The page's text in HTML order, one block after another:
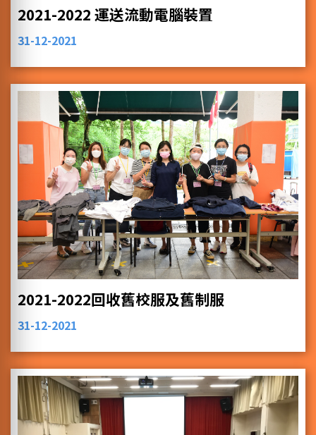
2021-2022 運送流動電腦裝置
31-12-2021
2021-2022回收舊校服及舊制服
31-12-2021